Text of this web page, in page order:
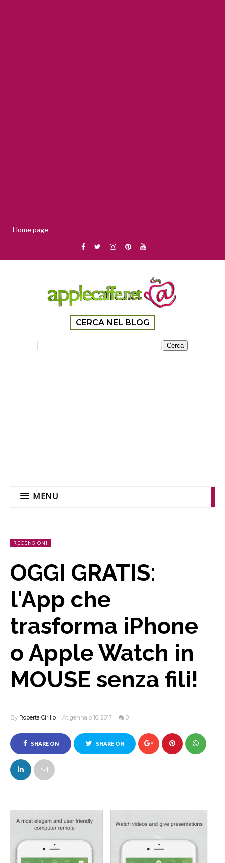
Home page
CERCA NEL BLOG
MENU
RECENSIONI
OGGI GRATIS:
l'App che
trasforma iPhone
o Apple Watch in
MOUSE senza fili!
By Roberta Cirillo At gennaio 16, 2017 0
SHARE ON
FACEBOOK
SHARE ON